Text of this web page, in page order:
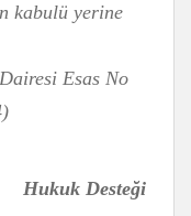
kabulü yerine
Esas No
Hukuk Desteği